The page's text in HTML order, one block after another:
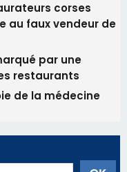
et recevez par
et une sélection de